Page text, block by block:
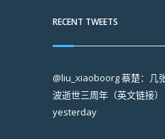
RECENT TWEETS
@liu_xiaoboorg蔡楚：几
波逝世三周年（英文链接）
yesterday